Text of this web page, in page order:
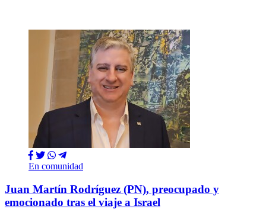
En comunidad
Juan Martín Rodríguez (PN), preocupado y
emocionado tras el viaje a Israel